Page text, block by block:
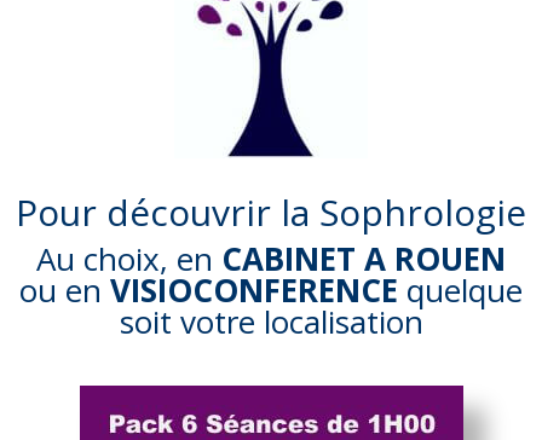
Pour découvrir la Sophrologie
Au choix, en CABINET A ROUEN
ou en VISIOCONFERENCE quelque
soit votre localisation